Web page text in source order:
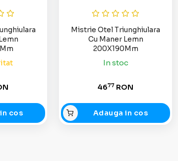
cos
Mistrie Otel Triunghiulara
Cu Maner Lemn
200X190Mm
In stoc
4677 RON
Adauga in cos